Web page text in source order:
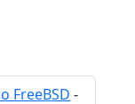
FreeBSD -